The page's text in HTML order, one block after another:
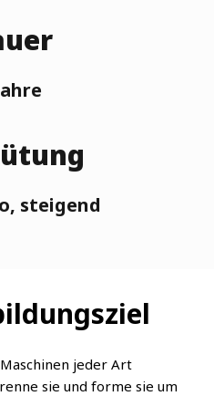
steigend
jeder Art
sie und forme sie um